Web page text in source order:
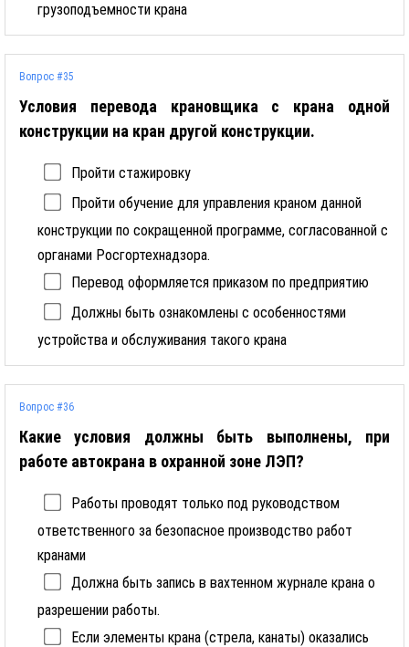
грузоподъемности крана
Вопрос #35
Условия перевода крановщика с крана одной
конструкции на кран другой конструкции.
Пройти стажировку
Пройти обучение для управления краном данной
конструкции по сокращенной программе, согласованной с
органами Росгортехнадзора.
Перевод оформляется приказом по предприятию
Должны быть ознакомлены с особенностями
устройства и обслуживания такого крана
Вопрос #36
Какие условия должны быть выполнены, при
работе автокрана в охранной зоне ЛЭП?
Работы проводят только под руководством
ответственного за безопасное производство работ
кранами
Должна быть запись в вахтенном журнале крана о
разрешении работы.
Если элементы крана (стрела, канаты) оказались